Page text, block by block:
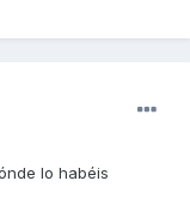
lo habéis